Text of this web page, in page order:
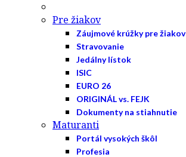
Pre žiakov
Záujmové krúžky pre žiakov
Stravovanie
Jedálny lístok
ISIC
EURO 26
ORIGINÁL vs. FEJK
Dokumenty na stiahnutie
Maturanti
Portál vysokých škôl
Profesia